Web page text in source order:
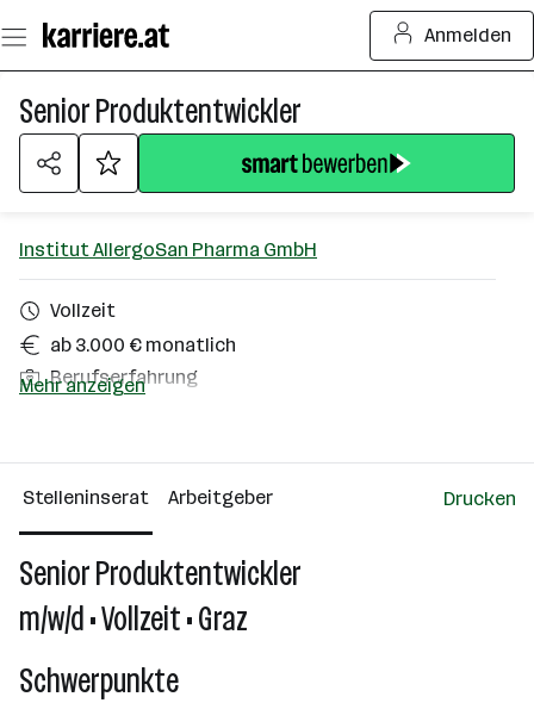
Seiteninhalt
springen
Anmelden
Senior Produktentwickler
Institut AllergoSan Pharma GmbH
Vollzeit
ab 3.000 € monatlich
Berufserfahrung
101 - 500 Mitarbeiter*innen
Mehr anzeigen
Stelleninserat Arbeitgeber Drucken
Senior Produktentwickler
m/w/d • Vollzeit • Graz
Schwerpunkte